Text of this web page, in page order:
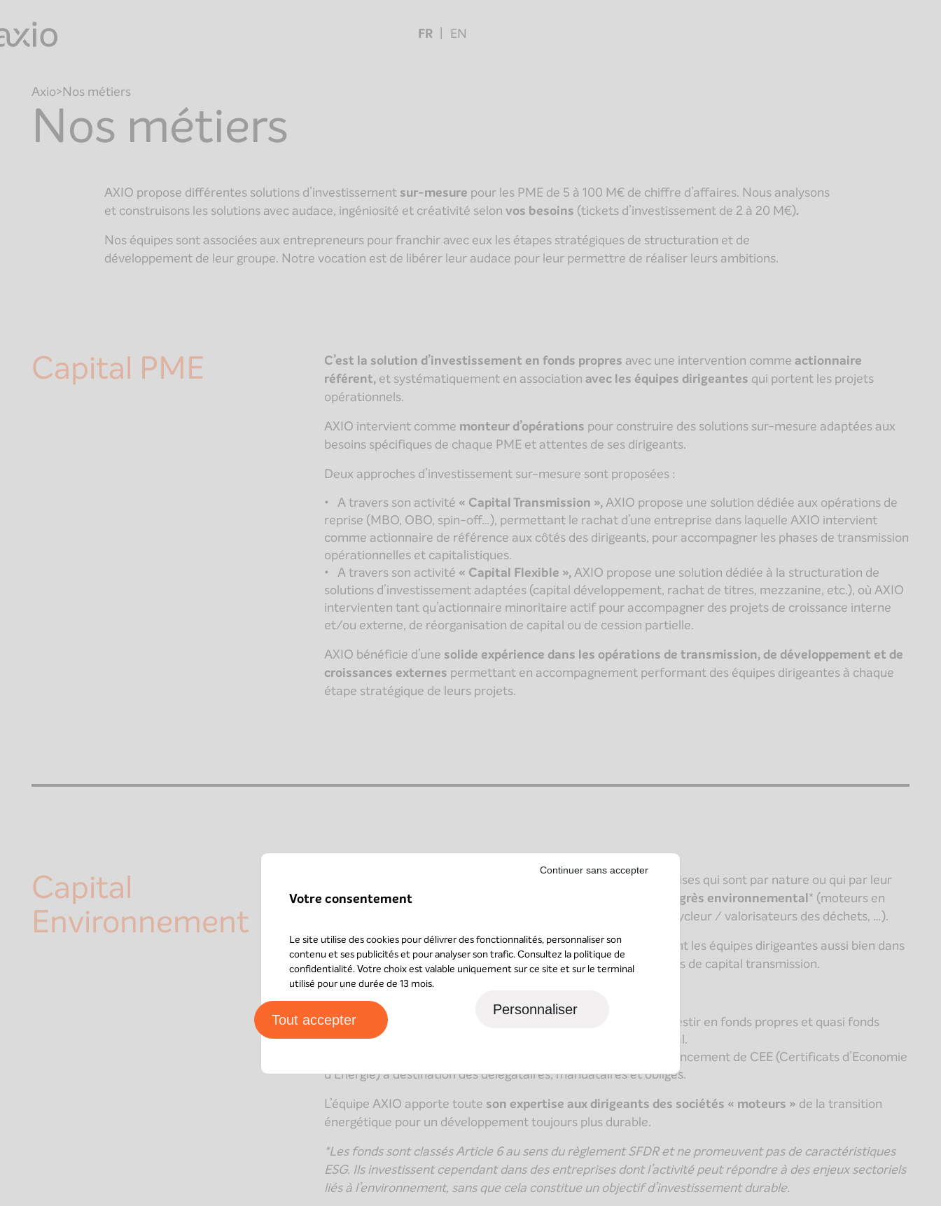
to
content
FR EN
Axio Nos métiers
Nos métiers
AXIO propose différentes solutions d’investissementsur-mesure pour les PME de 5 à 100 M€ de chiffre d’affaires. Nous analysons
et construisons les solutions avec audace, ingéniosité et créativité selonvos besoins (tickets d’investissement de 2 à 20 M€).
Nos équipes sont associées aux entrepreneurs pour franchir avec eux les étapes stratégiques de structuration et de
développement de leur groupe. Notre vocation est de libérer leur audace pour leur permettre de réaliser leurs ambitions.
Capital PME C’est la solution d’investissement en fonds propres avec une intervention comme actionnaire
référent,et systématiquement en association avec les équipes dirigeantes qui portent les projets
opérationnels.
AXIO intervient comme monteur d’opérations pour construire des solutions sur-mesure adaptées aux
besoins spécifiques de chaque PME et attentes de ses dirigeants.
Deux approches d’investissement sur-mesure sont proposées :
A travers son activité « Capital Transmission »,AXIO propose une solution dédiée aux opérations de
reprise (MBO, OBO, spin-off…), permettant le rachat d’une entreprise dans laquelle AXIO intervient
comme actionnaire de référence aux côtés des dirigeants, pour accompagner les phases de transmission
opérationnelles et capitalistiques.
A travers son activité « Capital Flexible »,AXIO propose une solution dédiée à la structuration de
solutions d’investissement adaptées (capital développement, rachat de titres, mezzanine, etc.), où AXIO
intervienten tant qu’actionnaire minoritaire actif pour accompagner des projets de croissance interne
et/ou externe, de réorganisation de capital ou de cession partielle.
AXIO bénéficie d’une solide expérience dans les opérations de transmission, de développement et de
croissances externes permettant en accompagnement performant des équipes dirigeantes à chaque
étape stratégique de leurs projets.
Capital
Environnement
spécialisée dans les entreprises qui sont par nature ou qui par leur
projet de transformation souhaitent devenir des
acteurs du progrès environnemental* (moteurs en
économies d’énergie, producteurs d’énergies renouvelables, recycleur / valorisateurs des déchets, …).
AXIO intervient commemonteur d’opérationsen accompagnant les équipes dirigeantes aussi bien dans
le cadre d’opérations de capital développement que d’opérations de capital transmission.
Deux approches d’investissement sont proposées :
A travers son activité
, AXIO propose d’investir en fonds propres et quasi fonds
propres dans des PME moteurs dans le progrès environnemental.
, AXIO propose une offre de financement de CEE (Certificats d’Economie
d’Energie) à destination des délégataires, mandataires et obligés.
L’équipe AXIO apporte toute son expertise aux dirigeants des sociétés « moteurs » de la transition
énergétique pour un développement toujours plus durable.
*Les fonds sont classés Article 6 au sens du règlement SFDR et ne promeuvent pas de caractéristiques
ESG. Ils investissent cependant dans des entreprises dont l’activité peut répondre à des enjeux sectoriels
liés à l’environnement, sans que cela constitue un objectif d’investissement durable.
Votre consentement
Le site utilise des cookies pour délivrer des fonctionnalités, personnaliser son
contenu et ses publicités et pour analyser son trafic. Consultez la politique de
confidentialité. Votre choix est valable uniquement sur ce site et sur le terminal
utilisé pour une durée de 13 mois.
Tout accepter
Personnaliser
Continuer sans accepter